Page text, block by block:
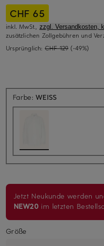
CHF 65
inkl. MwSt., zzgl. Versandkosten,
zusätzlichen Zollgebühren und
Ursprünglich: CHF 129 (-49%)
Farbe:WEISS
Jetzt Neukunde werden
NEW20 im letzten
Größe